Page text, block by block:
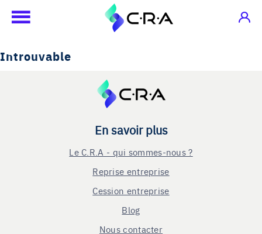
Introuvable
En savoir plus
Le C.R.A - qui sommes-nous ?
Reprise entreprise
Cession entreprise
Blog
Nous contacter